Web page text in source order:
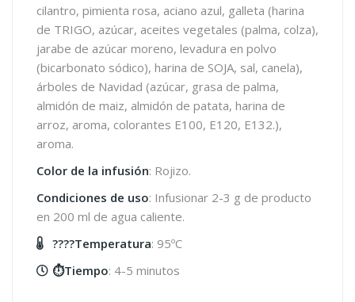
cilantro, pimienta rosa, aciano azul, galleta (harina
de TRIGO, azúcar, aceites vegetales (palma, colza),
jarabe de azúcar moreno, levadura en polvo
(bicarbonato sódico), harina de SOJA, sal, canela),
árboles de Navidad (azúcar, grasa de palma,
almidón de maiz, almidón de patata, harina de
arroz, aroma, colorantes E100, E120, E132.),
aroma.
Color de la infusión: Rojizo.
Condiciones de uso: Infusionar 2-3 g de producto
en 200 ml de agua caliente.
????️Temperatura: 95ºC
⏱️Tiempo: 4-5 minutos